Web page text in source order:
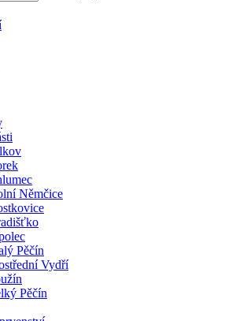
Němčice
Pěčín
Vydří
Pěčín